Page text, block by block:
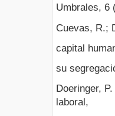
Umbrales, 6
Cuevas, R.;
capital
su
Doeringer,
laboral,